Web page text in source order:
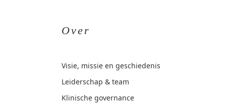
Over
Visie, missie en geschiedenis
Leiderschap & team
Klinische governance